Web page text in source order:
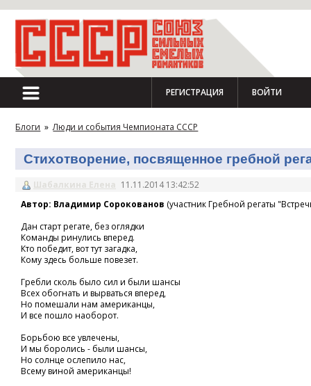
РЕГИСТРАЦИЯ ВОЙТИ
Блоги » Люди и события Чемпионата СССР
Стихотворение, посвященное гребной
Шабалкина Елена 11.11.2014 13:42:52
Автор: Владимир Сорокованов (участник Гребной регаты
Дан старт регате, без оглядки
Команды ринулись вперед.
Кто победит, вот тут загадка,
Кому здесь больше повезет.
Гребли сколь было сил и были шансы
Всех обогнать и вырваться вперед,
Но помешали нам американцы,
И все пошло наоборот.
Борьбою все увлечены,
И мы боролись - были шансы,
Но солнце ослепило нас,
Всему виной американцы!